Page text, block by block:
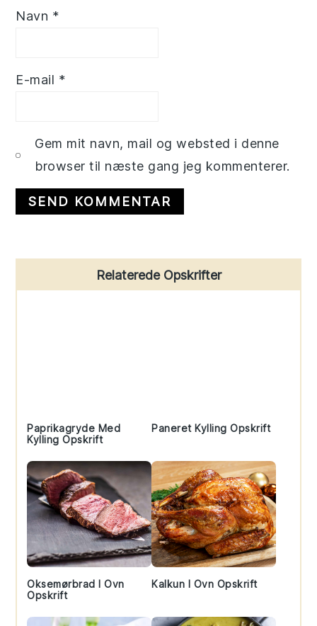
Navn *
E-mail *
Gem mit navn, mail og websted i denne
browser til næste gang jeg kommenterer.
Sidebar
Relaterede Opskrifter
Paprikagryde Med
Kylling Opskrift
Paneret Kylling Opskrift
Oksemørbrad I Ovn
Opskrift
Kalkun I Ovn Opskrift